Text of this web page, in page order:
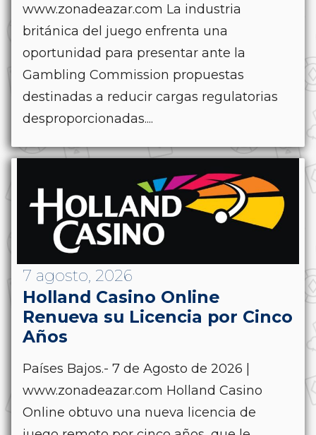
www.zonadeazar.com La industria
británica del juego enfrenta una
oportunidad para presentar ante la
Gambling Commission propuestas
destinadas a reducir cargas regulatorias
desproporcionadas....
7 agosto, 2026
Holland Casino Online
Renueva su Licencia por Cinco
Años
Países Bajos.- 7 de Agosto de 2026 |
www.zonadeazar.com Holland Casino
Online obtuvo una nueva licencia de